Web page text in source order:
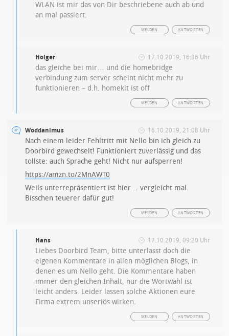
WLAN ist mir das von Dir beschriebene auch ab und
an mal passiert.
ANTWORTEN
MELDEN
Holger 17.10.2019, 16:36 Uhr
das gleiche bei mir… und die homebridge
verbindung zum server scheint nicht mehr zu
funktionieren – d.h. homekit ist off
ANTWORTEN
MELDEN
Woddanimus 16.10.2019, 21:08 Uhr
Nach einem leider Fehltritt mit Nello bin ich gleich zu
Doorbird gewechselt! Funktioniert zuverlässig und das
tollste: auch Sprache geht! Nicht nur aufsperren!
https://amzn.to/2MnAWT0
Weils unterrepräsentiert ist hier… vergleicht mal.
Bisschen teuerer dafür gut!
ANTWORTEN
MELDEN
Hans 17.10.2019, 09:20 Uhr
Liebes Doorbird Team, bitte unterlasst doch die
eigenen Kommentare in allen möglichen Blogs, in
denen es um Nello geht. Die Kommentare haben
immer den gleichen Inhalt, nur die Wortwahl ist
leicht anders. Leider lassen solche Aktionen eure
Firma extrem unseriös wirken.
ANTWORTEN
MELDEN